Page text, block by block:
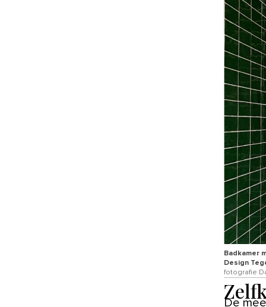
Badkamer
Design
fotografie
De